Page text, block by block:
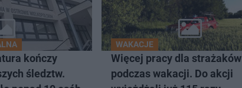
kończy
śledztw.
WAKACJE
Więcej pracy dla strażaków
podczas wakacji. Do akcji